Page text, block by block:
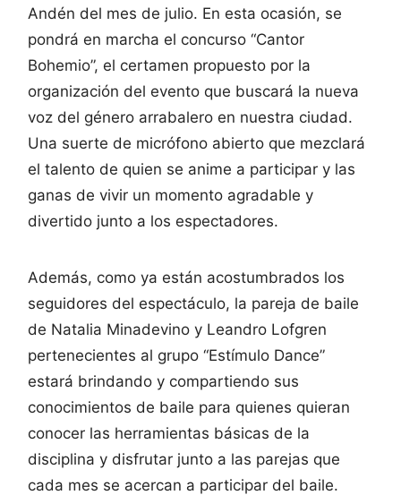
Andén del mes de julio. En esta ocasión, se
pondrá en marcha el concurso “Cantor
Bohemio”, el certamen propuesto por la
organización del evento que buscará la nueva
voz del género arrabalero en nuestra ciudad.
Una suerte de micrófono abierto que mezclará
el talento de quien se anime a participar y las
ganas de vivir un momento agradable y
divertido junto a los espectadores.
Además, como ya están acostumbrados los
seguidores del espectáculo, la pareja de baile
de Natalia Minadevino y Leandro Lofgren
pertenecientes al grupo “Estímulo Dance”
estará brindando y compartiendo sus
conocimientos de baile para quienes quieran
conocer las herramientas básicas de la
disciplina y disfrutar junto a las parejas que
cada mes se acercan a participar del baile.